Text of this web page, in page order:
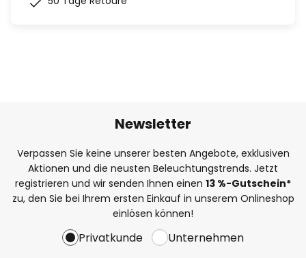
Newsletter
Verpassen Sie keine unserer besten Angebote, exklusiven
Aktionen und die neusten Beleuchtungstrends. Jetzt
registrieren und wir senden Ihnen einen 13 %-Gutschein*
zu, den Sie bei Ihrem ersten Einkauf in unserem Onlineshop
einlösen können!
Privatkunde Unternehmen